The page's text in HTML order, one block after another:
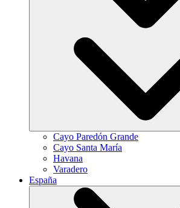
Cayo Paredón Grande
Cayo Santa María
Havana
Varadero
España